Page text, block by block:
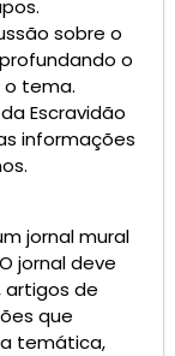
sobre o
o
o tema.
Escravidão
informações
jornal mural
jornal deve
artigos de
que
temática,